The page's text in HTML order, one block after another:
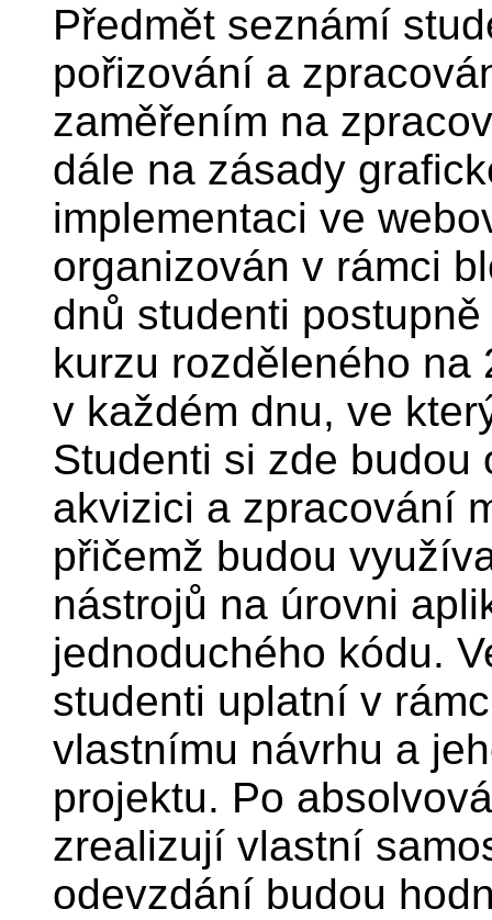
Předmět seznámí
pořizování a
zaměřením na
dále na zásady
implementaci ve
organizován v rámci
dnů studenti
kurzu rozděleného
v každém dnu, ve
Studenti si zde budou
akvizici a zpracování
přičemž budou
nástrojů na úrovni
jednoduchého kódu.
studenti uplatní v
vlastnímu návrhu a
projektu. Po
zrealizují vlastní
odevzdání budou